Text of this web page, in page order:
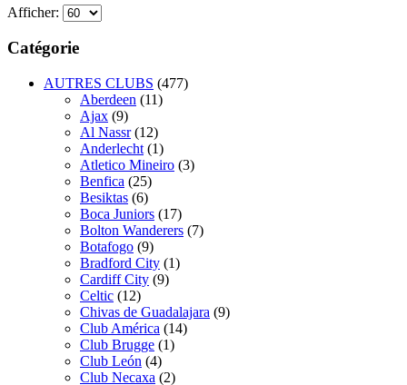
Afficher:
Catégorie
AUTRES CLUBS (477)
Aberdeen (11)
Ajax (9)
Al Nassr (12)
Anderlecht (1)
Atletico Mineiro (3)
Benfica (25)
Besiktas (6)
Boca Juniors (17)
Bolton Wanderers (7)
Botafogo (9)
Bradford City (1)
Cardiff City (9)
Celtic (12)
Chivas de Guadalajara (9)
Club América (14)
Club Brugge (1)
Club León (4)
Club Necaxa (2)